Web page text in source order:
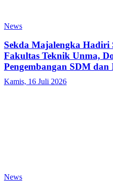
News
Sekda Majalengka Hadiri
Fakultas Teknik Unma,
Pengembangan SDM dan
Kamis, 16 Juli 2026
News